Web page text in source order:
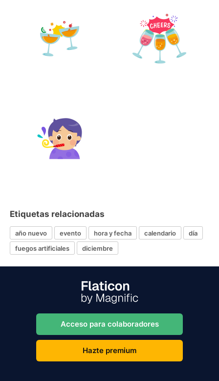
Etiquetas relacionadas
año nuevo evento hora y fecha calendario
día
fuegos artificiales
diciembre
Acceso para colaboradores
Hazte premium